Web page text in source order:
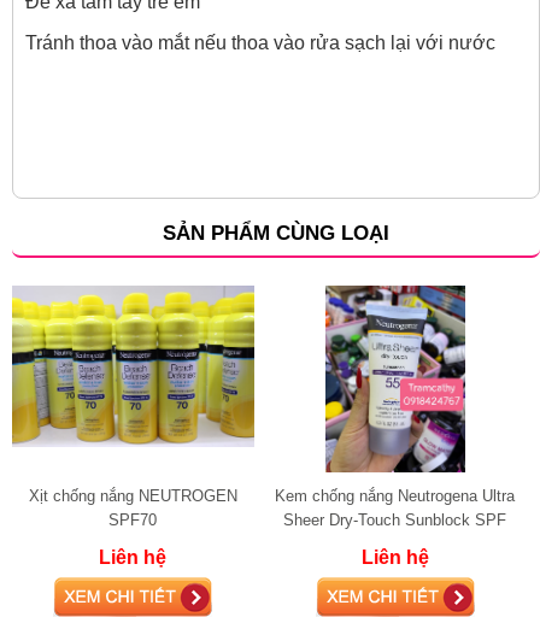
Tránh thoa vào mắt nếu thoa vào rửa sạch lại với nước
SẢN PHẨM CÙNG LOẠI
Xịt chống nắng NEUTROGEN
SPF70
Liên hệ
Kem chống nắng Neutrogena Ultra
Sheer Dry-Touch Sunblock SPF
Liên hệ